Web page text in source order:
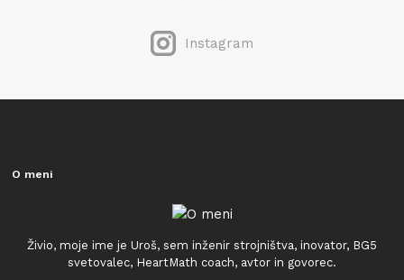
Instagram
O meni
Živio, moje ime je Uroš, sem inženir strojništva, inovator, BG5
svetovalec, HeartMath coach, avtor in govorec.